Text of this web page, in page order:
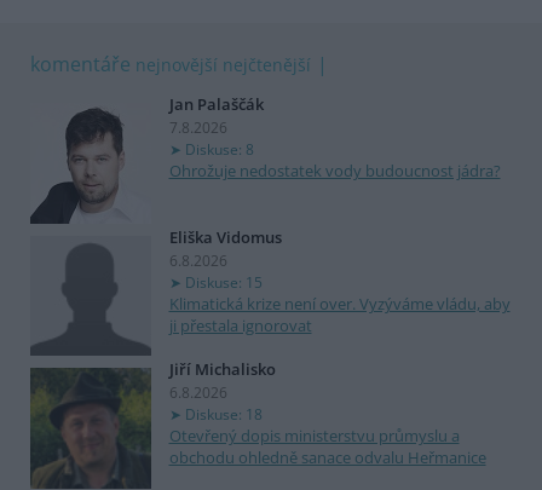
komentáře nejnovější nejčtenější
Jan Palaščák
7.8.2026
Diskuse: 8
Ohrožuje nedostatek vody budoucnost jádra?
Eliška Vidomus
6.8.2026
Diskuse: 15
Klimatická krize není over. Vyzýváme vládu, aby
ji přestala ignorovat
Jiří Michalisko
6.8.2026
Diskuse: 18
Otevřený dopis ministerstvu průmyslu a
obchodu ohledně sanace odvalu Heřmanice